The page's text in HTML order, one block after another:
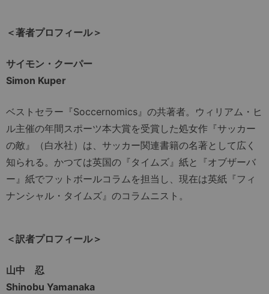
＜著者プロフィール＞
サイモン・クーパー
Simon Kuper
ベストセラー『Soccernomics』の共著者。ウィリアム・ヒ
ル主催の年間スポーツ本大賞を受賞した処女作『サッカー
の敵』（白水社）は、サッカー関連書籍の名著として広く
知られる。かつては英国の『タイムズ』紙と『オブザーバ
ー』紙でフットボールコラムを担当し、現在は英紙『フィ
ナンシャル・タイムズ』のコラムニスト。
＜訳者プロフィール＞
山中 忍
Shinobu Yamanaka